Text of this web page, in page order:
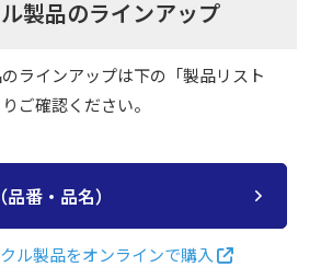
製品のラインアップ
ラインアップは下の「製品リスト
ご確認ください。
番・品名）
ル製品をオンラインで購入